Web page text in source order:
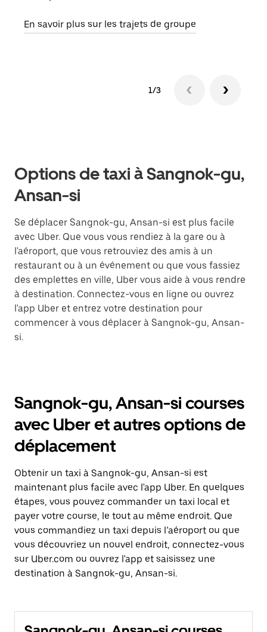
En savoir plus sur les trajets de groupe
1/3
Options de taxi à Sangnok-gu,
Ansan-si
Se déplacer Sangnok-gu, Ansan-si est plus facile
avec Uber. Que vous vous rendiez à la gare ou à
l'aéroport, que vous retrouviez des amis à un
restaurant ou à un événement ou que vous fassiez
des emplettes en ville, Uber vous aide à vous rendre
à destination. Connectez-vous en ligne ou ouvrez
l'app Uber et entrez votre destination pour
commencer à vous déplacer à Sangnok-gu, Ansan-
si.
Sangnok-gu, Ansan-si courses
avec Uber et autres options de
déplacement
Obtenir un taxi à Sangnok-gu, Ansan-si est
maintenant plus facile avec l'app Uber. En quelques
étapes, vous pouvez commander un taxi local et
payer votre course, le tout au même endroit. Que
vous commandiez un taxi depuis l’aéroport ou que
vous découvriez un nouvel endroit, connectez-vous
sur Uber.com ou ouvrez l'app et saisissez une
destination à Sangnok-gu, Ansan-si.